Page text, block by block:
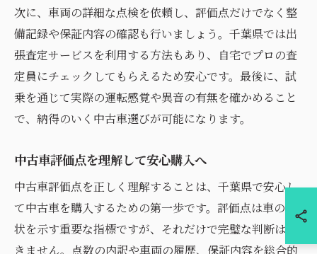
次に、車両の詳細な点検を依頼し、評価点だけでなく整
備記録や保証内容の確認も行いましょう。千葉県では出
張査定サービスを利用する方法もあり、自宅でプロの査
定員にチェックしてもらえるため安心です。最後に、試
乗を通じて実際の運転感覚や異音の有無を確かめること
で、納得のいく中古車選びが可能になります。
中古車評価点を理解して安心購入へ
中古車評価点を正しく理解することは、千葉県で安心し
て中古車を購入するための第一歩です。評価点は車の現
状を示す重要な指標ですが、それだけで完璧な判断はで
きません。点数の内訳や車両の履歴、保証内容を総合的